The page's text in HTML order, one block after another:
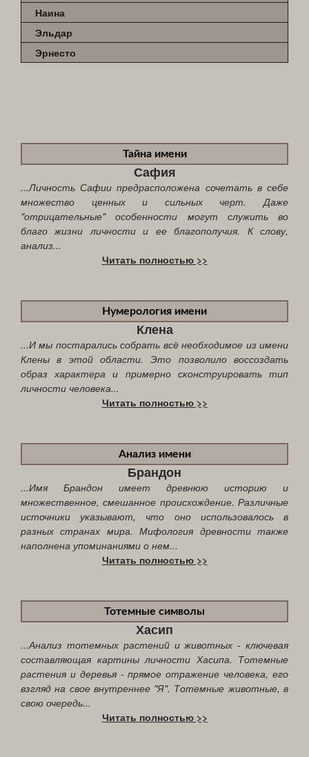
Наина
Эльдар
Эрнесто
Тайна имени
Сафия
...Личность Сафии предрасположена сочетать в себе
множество ценных и сильных черт. Даже
"отрицательные" особенности могут служить во
благо жизни личности и ее благополучия. К слову,
анализ...
Читать полностью >>
Нумерология имени
Клена
...И мы постарались собрать всё необходимое из имени
Клены в этой области. Это позволило воссоздать
образ характера и примерно сконструировать тип
личности человека...
Читать полностью >>
Анализ имени
Брандон
...Имя Брандон имеет древнюю историю и
множественное, смешанное происхождение. Различные
источники указывают, что оно использовалось в
разных странах мира. Мифология древности также
наполнена упоминаниями о нем...
Читать полностью >>
Тотемные символы
Хасип
...Анализ тотемных растений и животных - ключевая
составляющая картины личности Хасипа. Тотемные
растения и деревья - прямое отражение человека, его
взгляд на свое внутреннее "Я". Тотемные животные, в
свою очередь...
Читать полностью >>